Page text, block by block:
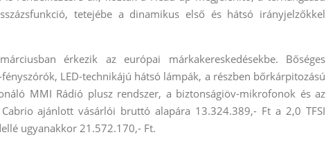
tetejébe a dinamikus első és hátsó irányjelzőkkel
érkezik az európai márkakereskedésekbe. Bőséges
LED-technikájú hátsó lámpák, a részben bőrkárpitozású
MMI Rádió plusz rendszer, a biztonságiöv-mikrofonok és az
ajánlott vásárlói bruttó alapára 13.324.389,- Ft a 2,0 TFSI
ugyanakkor 21.572.170,- Ft.